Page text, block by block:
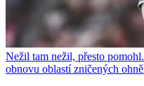
Nežil tam nežil, přesto
obnovu oblastí zničených